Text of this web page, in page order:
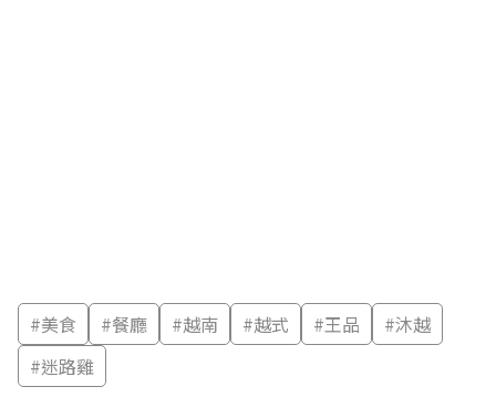
#美食 #餐廳 #越南 #越式 #王品 #沐越
#迷路雞